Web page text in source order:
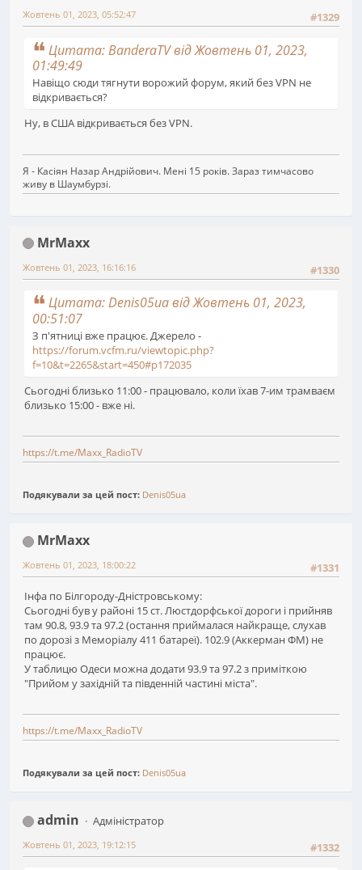
#1329
Жовтень 01, 2023, 05:52:47
Цитата: BanderaTV від Жовтень 01, 2023,
01:49:49
Навіщо сюди тягнути ворожий форум, який без VPN не
відкривається?
Ну, в США відкривається без VPN.
Я - Касіян Назар Андрійович. Мені 15 років. Зараз тимчасово
живу в Шаумбурзі.
MrMaxx
#1330
Жовтень 01, 2023, 16:16:16
Цитата: Denis05ua від Жовтень 01, 2023,
00:51:07
З п'ятниці вже працює. Джерело -
https://forum.vcfm.ru/viewtopic.php?
f=10&t=2265&start=450#p172035
Сьогодні близько 11:00 - працювало, коли їхав 7-им трамваєм
близько 15:00 - вже ні.
https://t.me/Maxx_RadioTV
Подякували за цей пост: Denis05ua
MrMaxx
#1331
Жовтень 01, 2023, 18:00:22
Інфа по Білгороду-Дністровському:
Сьогодні був у районі 15 ст. Люстдорфської дороги і прийняв
там 90.8, 93.9 та 97.2 (остання приймалася найкраще, слухав
по дорозі з Меморіалу 411 батареї). 102.9 (Аккерман ФМ) не
працює.
У таблицю Одеси можна додати 93.9 та 97.2 з приміткою
"Прийом у західній та південній частині міста".
https://t.me/Maxx_RadioTV
Подякували за цей пост: Denis05ua
admin
Адміністратор
#1332
Жовтень 01, 2023, 19:12:15